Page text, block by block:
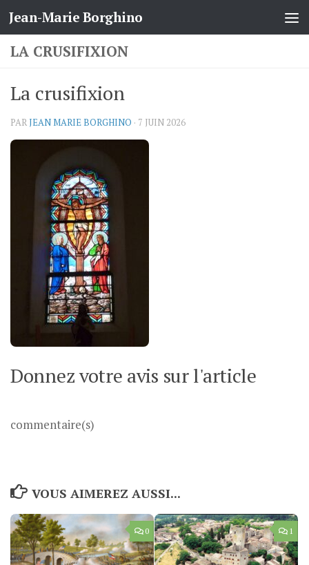
Skip to content
Jean-Marie Borghino
LA CRUSIFIXION
La crusifixion
PARJEAN MARIE BORGHINO · 7 JUIN 2026
Donnez votre avis sur l'article
commentaire(s)
VOUS AIMEREZ AUSSI...
0 1